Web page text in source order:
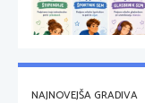
NAJNOVEJŠA GRADIVA